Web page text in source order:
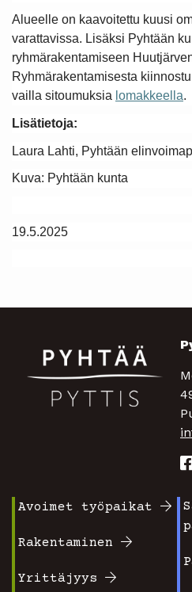
Alueelle on kaavoitettu kuusi
varattavissa. Lisäksi Pyhtään
ryhmärakentamiseen
Ryhmärakentamisesta
vailla sitoumuksia lomakkeella.
Lisätietoja:
Laura Lahti, Pyhtään
Kuva: Pyhtään kunta
19.5.2025
valikko
1
Avoimet työpaikat
Rakentaminen
Yrittäjyys